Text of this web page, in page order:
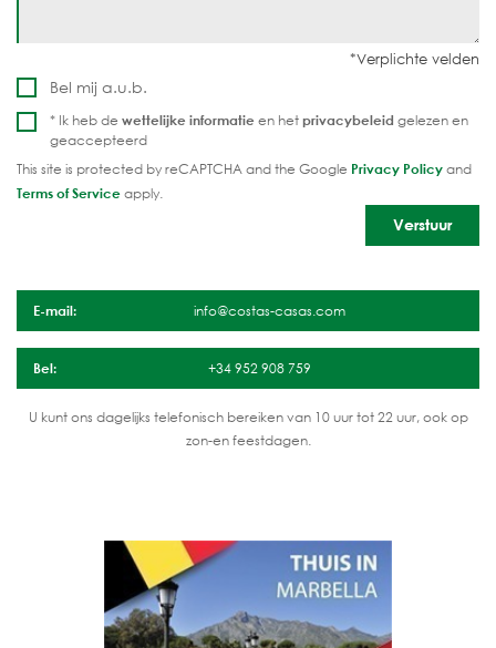
Bel mij a.u.b.
* Ik heb de wettelijke informatie en hetprivacybeleid gelezen en
geaccepteerd
This site is protected by reCAPTCHA and the Google Privacy Policyand
Terms of Serviceapply.
E-mail: info@costas-casas.com
Bel: +34 952 908 759
U kunt ons dagelijks telefonisch bereiken van 10 uur tot 22 uur, ook op
zon-en feestdagen.